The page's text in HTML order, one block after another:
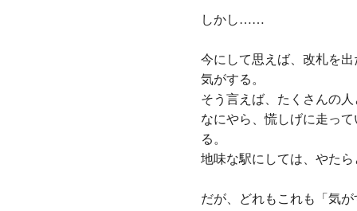
しかし……
今にして思えば、改札を
気がする。
そう言えば、たくさんの
なにやら、慌しげに走っ
る。
地味な駅にしては、やた
だが、どれもこれも「気